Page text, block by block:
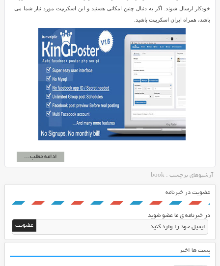
خودکار ارسال شوند. اگر به دنبال چنین امکانی هستید و این اسکریپت مورد نیاز شما می
باشد، همراه ایران اسکریپت باشید.
ادامه مطلب...
آرشیوهای برچسب : book
عضویت در خبرنامه
در خبرنامه ی ما عضو شوید
پست ها اخیر